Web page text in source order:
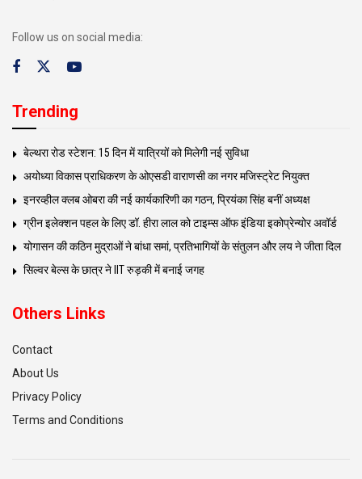
Follow us on social media:
Trending
बेल्थरा रोड स्टेशन: 15 दिन में यात्रियों को मिलेगी नई सुविधा
अयोध्या विकास प्राधिकरण के ओएसडी वाराणसी का नगर मजिस्ट्रेट नियुक्त
इनरव्हील क्लब ओबरा की नई कार्यकारिणी का गठन, प्रियंका सिंह बनीं अध्यक्ष
ग्रीन इलेक्शन पहल के लिए डॉ. हीरा लाल को टाइम्स ऑफ इंडिया इकोप्रेन्योर अवॉर्ड
योगासन की कठिन मुद्राओं ने बांधा समां, प्रतिभागियों के संतुलन और लय ने जीता दिल
सिल्वर बेल्स के छात्र ने IIT रुड़की में बनाई जगह
Others Links
Contact
About Us
Privacy Policy
Terms and Conditions